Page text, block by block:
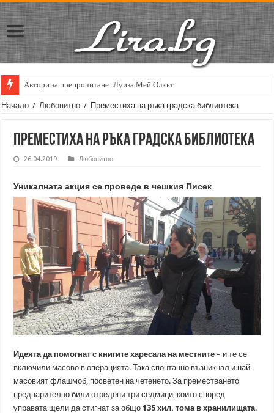
Автори за препрочитане: Луиза Мей Олкът
Начало / Любопитно / Преместиха на ръка градска библиотека
Преместиха на ръка градска библиотека
26.04.2019 Любопитно
Уникалната акция се проведе в чешкия Писек
Идеята да помогнат с книгите харесала на местните – и те се
включили масово в операцията. Така спонтанно възникнал и най-
масовият флашмоб, посветен на четенето. За преместването
предварително били отредени три седмици, които според
управата щели да стигнат за общо135 хил. тома в хранилищата.